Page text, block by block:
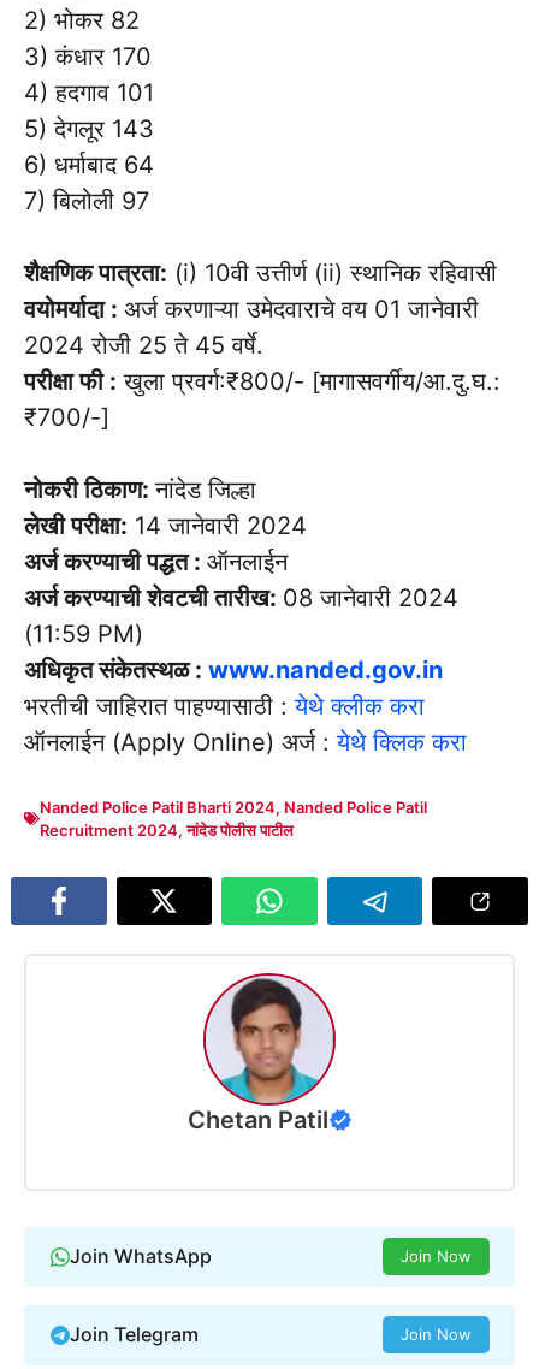
2) भोकर 82
3) कंधार 170
4) हदगाव 101
5) देगलूर 143
6) धर्माबाद 64
7) बिलोली 97
शैक्षणिक पात्रता: (i) 10वी उत्तीर्ण (ii) स्थानिक रहिवासी
वयोमर्यादा : अर्ज करणाऱ्या उमेदवाराचे वय 01 जानेवारी
2024 रोजी 25 ते 45 वर्षे.
परीक्षा फी : खुला प्रवर्ग:₹800/- [मागासवर्गीय/आ.दु.घ.:
₹700/-]
नोकरी ठिकाण:नांदेड जिल्हा
लेखी परीक्षा: 14 जानेवारी 2024
अर्ज करण्याची पद्धत : ऑनलाईन
अर्ज करण्याची शेवटची तारीख: 08 जानेवारी 2024
(11:59 PM)
अधिकृत संकेतस्थळ : www.nanded.gov.in
भरतीची जाहिरात पाहण्यासाठी :येथे क्लीक करा
ऑनलाईन (Apply Online) अर्ज :येथे क्लिक करा
Nanded Police Patil Bharti 2024, Nanded Police Patil
Recruitment 2024,नांदेड पोलीस पाटील
Chetan Patil
Join WhatsApp Join Now
Join Telegram Join Now